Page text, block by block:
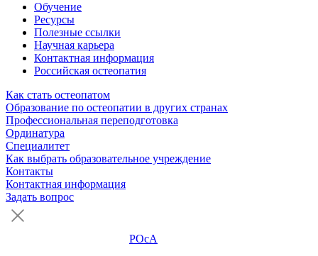
Обучение
Ресурсы
Полезные ссылки
Научная карьера
Контактная информация
Российская остеопатия
Как стать остеопатом
Образование по остеопатии в других странах
Профессиональная переподготовка
Ординатура
Специалитет
Как выбрать образовательное учреждение
Контакты
Контактная информация
Задать вопрос
РОсА